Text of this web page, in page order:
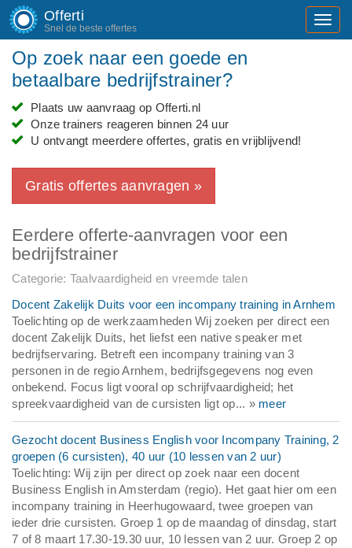
Offerti
Snel de beste offertes
Op zoek naar een goede en
betaalbare bedrijfstrainer?
Plaats uw aanvraag op Offerti.nl
Onze trainers reageren binnen 24 uur
U ontvangt meerdere offertes, gratis en vrijblijvend!
Gratis offertes aanvragen »
Eerdere offerte-aanvragen voor een
bedrijfstrainer
Categorie: Taalvaardigheid en vreemde talen
Docent Zakelijk Duits voor een incompany training in Arnhem
Toelichting op de werkzaamheden Wij zoeken per direct een
docent Zakelijk Duits, het liefst een native speaker met
bedrijfservaring. Betreft een incompany training van 3
personen in de regio Arnhem, bedrijfsgegevens nog even
onbekend. Focus ligt vooral op schrijfvaardigheid; het
spreekvaardigheid van de cursisten ligt op... » meer
Gezocht docent Business English voor Incompany Training, 2
groepen (6 cursisten), 40 uur (10 lessen van 2 uur)
Toelichting: Wij zijn per direct op zoek naar een docent
Business English in Amsterdam (regio). Het gaat hier om een
incompany training in Heerhugowaard, twee groepen van
ieder drie cursisten. Groep 1 op de maandag of dinsdag, start
7 of 8 maart 17.30-19.30 uur, 10 lessen van 2 uur. Groep 2 op